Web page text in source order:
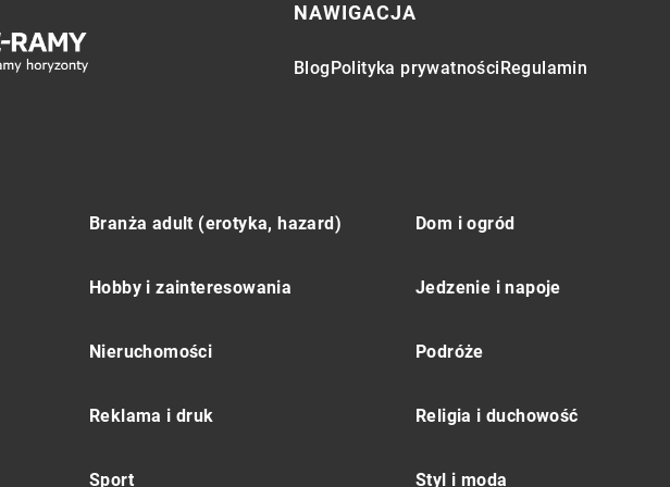
NAWIGACJA
BlogPolityka prywatnościRegulamin
Branża adult (erotyka, hazard) Dom i ogród
Hobby i zainteresowania Jedzenie i napoje
Nieruchomości Podróże
Reklama i druk Religia i duchowość
Sport Styl i moda